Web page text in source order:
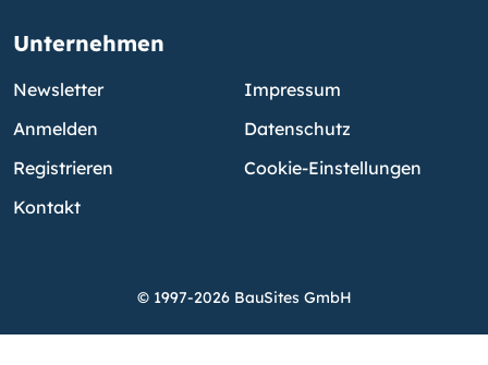
Unternehmen
Newsletter
Anmelden
Registrieren
Kontakt
Impressum
Datenschutz
Cookie-Einstellungen
© 1997-2026 BauSites GmbH